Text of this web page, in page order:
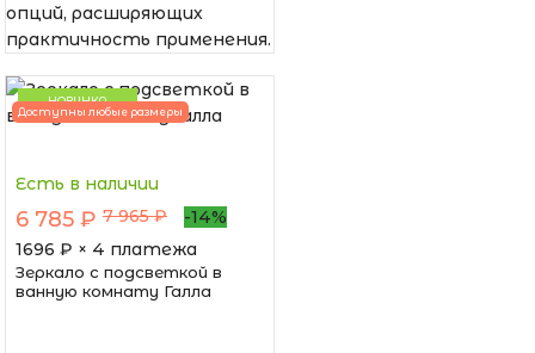
опций, расширяющих
практичность применения.
НОВИНКА
Доступны любые размеры
Есть в наличии
6 785 ₽ 7 965 ₽
-14%
1696 ₽ × 4 платежа
Зеркало с подсветкой в
ванную комнату Галла